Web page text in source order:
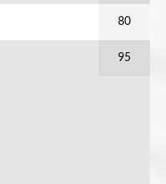
80
95